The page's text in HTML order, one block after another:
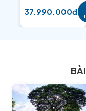
37.990.000đ